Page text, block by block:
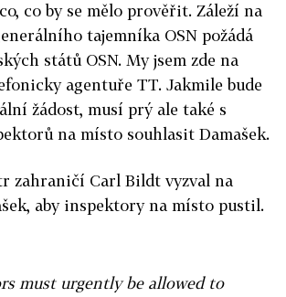
co by se mělo prověřit. Záleží na
tajemníka OSN požádá
států OSN. My jsem zde na
agentuře TT. Jakmile bude
žádost, musí prý ale také s
na místo souhlasit Damašek.
zahraničí Carl Bildt vyzval na
aby inspektory na místo pustil.
must urgently be allowed to